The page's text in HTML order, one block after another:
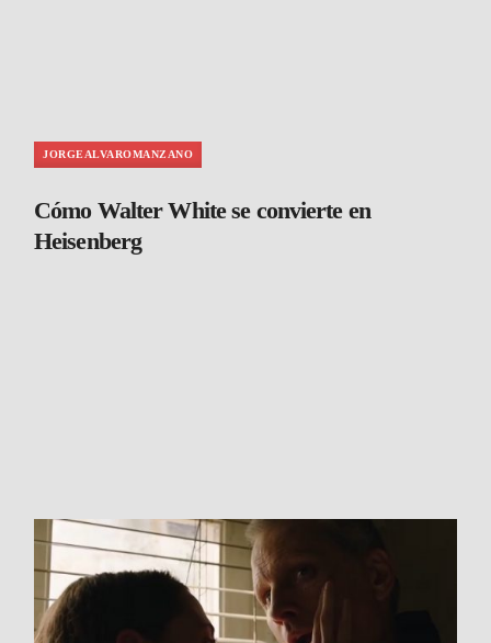
JORGEALVAROMANZANO
Cómo Walter White se convierte en
Heisenberg